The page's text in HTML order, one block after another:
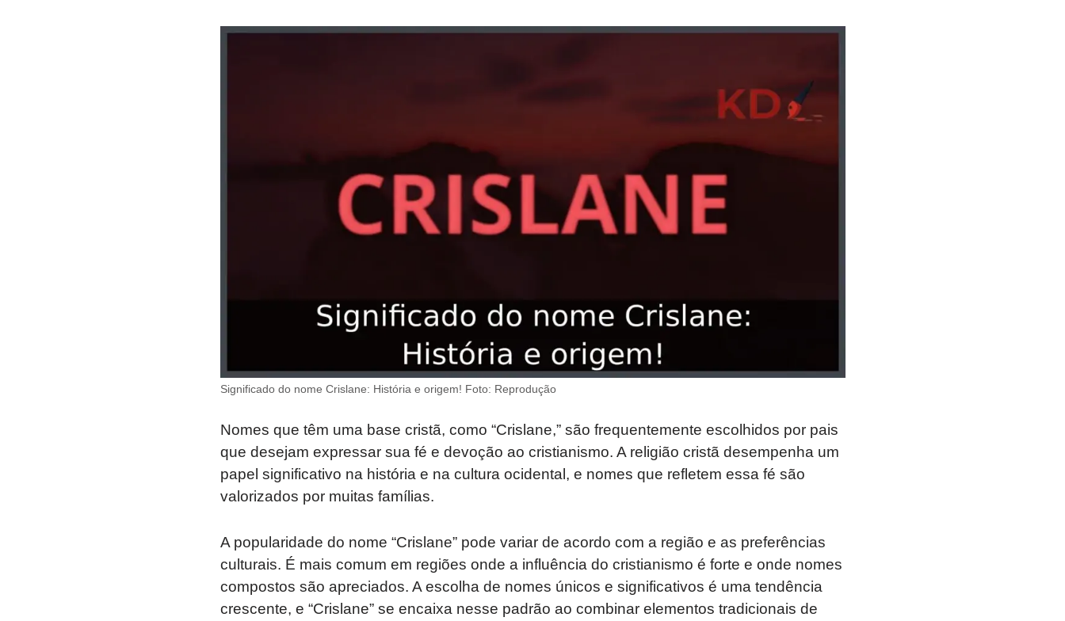
Significado do nome Crislane: História e origem! Foto: Reprodução
Nomes que têm uma base cristã, como “Crislane,” são frequentemente escolhidos por pais
que desejam expressar sua fé e devoção ao cristianismo. A religião cristã desempenha um
papel significativo na história e na cultura ocidental, e nomes que refletem essa fé são
valorizados por muitas famílias.
A popularidade do nome “Crislane” pode variar de acordo com a região e as preferências
culturais. É mais comum em regiões onde a influência do cristianismo é forte e onde nomes
compostos são apreciados. A escolha de nomes únicos e significativos é uma tendência
crescente, e “Crislane” se encaixa nesse padrão ao combinar elementos tradicionais de